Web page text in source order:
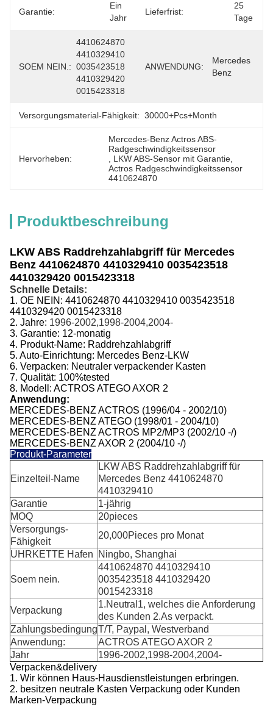
Garantie:
Ein
Jahr
Lieferfrist:
25
Tage
SOEM NEIN.:
4410624870
4410329410
0035423518
4410329420
0015423318
ANWENDUNG:
Mercedes
Benz
Versorgungsmaterial-Fähigkeit: 30000+Pcs+Month
Hervorheben:
Mercedes-Benz Actros ABS-
Radgeschwindigkeitssensor
LKW ABS-Sensor mit Garantie
Actros Radgeschwindigkeitssensor
4410624870
Produktbeschreibung
LKW ABS Raddrehzahlabgriff für Mercedes
Benz 4410624870 4410329410 0035423518
4410329420 0015423318
Schnelle Details:
1. OE NEIN: 4410624870 4410329410 0035423518
4410329420 0015423318
2. Jahre: 1996-2002,1998-2004,2004-
3. Garantie: 12-monatig
4. Produkt-Name: Raddrehzahlabgriff
5. Auto-Einrichtung: Mercedes Benz-LKW
6. Verpacken: Neutraler verpackender Kasten
7. Qualität: 100%tested
8. Modell: ACTROS ATEGO AXOR 2
Anwendung:
MERCEDES-BENZ ACTROS (1996/04 - 2002/10)
MERCEDES-BENZ ATEGO (1998/01 - 2004/10)
MERCEDES-BENZ ACTROS MP2/MP3 (2002/10 -/)
MERCEDES-BENZ AXOR 2 (2004/10 -/)
Produkt-Parameter
Einzelteil-Name
LKW ABS Raddrehzahlabgriff für
Mercedes Benz 4410624870
4410329410
Garantie
1-jährig
MOQ
20pieces
Versorgungs-
Fähigkeit
20,000Pieces pro Monat
UHRKETTE Hafen
Ningbo, Shanghai
Soem nein.
4410624870 4410329410
0035423518 4410329420
0015423318
Verpackung
1.Neutral1, welches die Anforderung
des Kunden 2.As verpackt.
ZahlungsbedingungT/T, Paypal, Westverband
Anwendung:
ACTROS ATEGO AXOR 2
Jahr
1996-2002,1998-2004,2004-
Verpacken&delivery
1. Wir können Haus-Hausdienstleistungen erbringen.
2. besitzen neutrale Kasten Verpackung oder Kunden
Marken-Verpackung